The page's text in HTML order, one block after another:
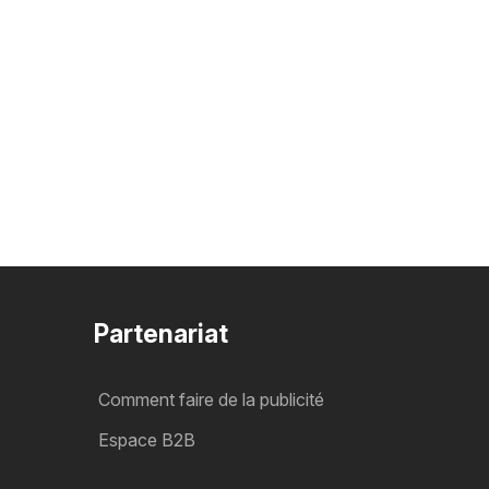
Partenariat
Comment faire de la publicité
Espace B2B